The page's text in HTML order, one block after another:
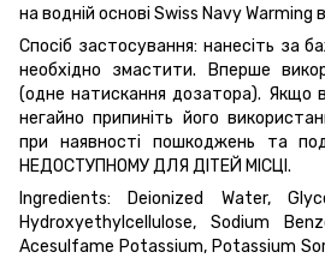
на водній основі Swiss Navy
Спосіб застосування: нанесіть за
необхідно змастити. Вперше
(одне натискання дозатора). Якщо
негайно припиніть його
при наявності пошкоджень та
НЕДОСТУПНОМУ ДЛЯ ДІТЕЙ МІСЦІ.
Ingredients: Deionized Water,
Hydroxyethylcellulose, Sodium
Acesulfame Potassium, Potassium